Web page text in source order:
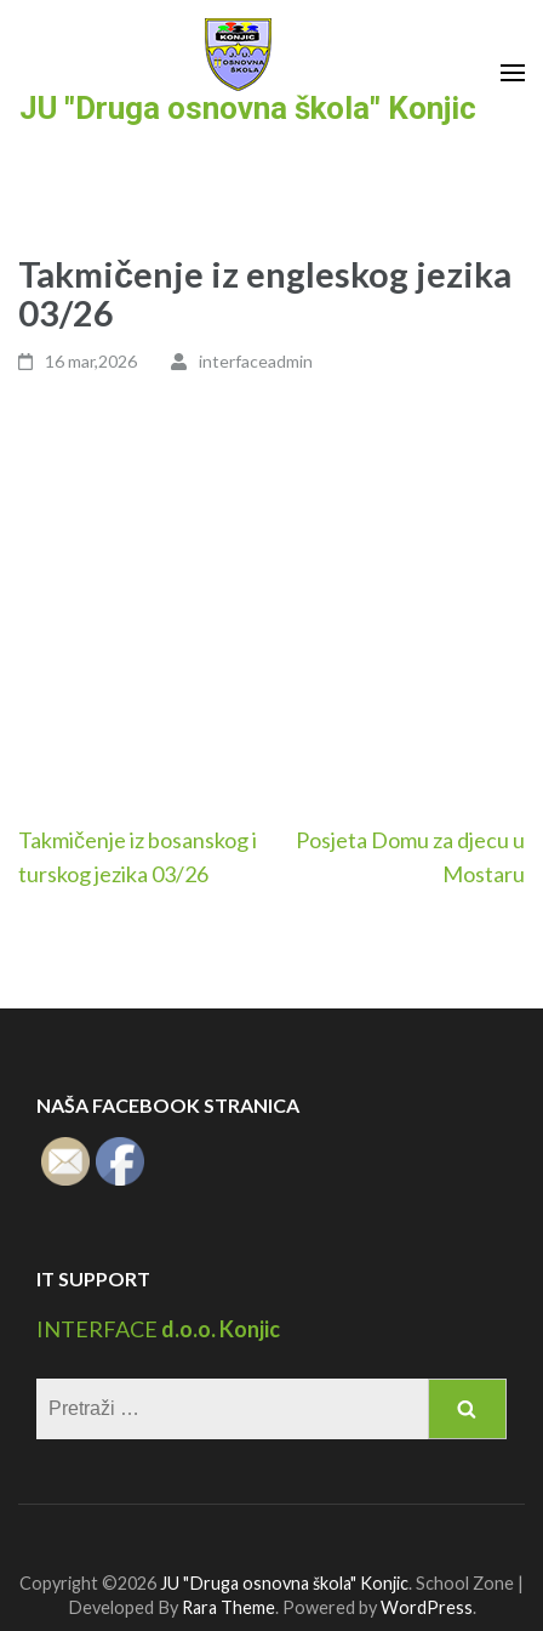
(Press
JU "Druga osnovna škola" Konjic
Takmičenje iz engleskog jezika
03/26
16 mar,2026 interfaceadmin
Navigacija
članaka
Takmičenje iz bosanskog i
turskog jezika 03/26
Posjeta Domu za djecu u
Mostaru
NAŠA FACEBOOK STRANICA
IT SUPPORT
INTERFACE d.o.o. Konjic
Copyright ©2026 JU "Druga osnovna škola" Konjic.School Zone |
Developed By Rara Theme. Powered byWordPress.